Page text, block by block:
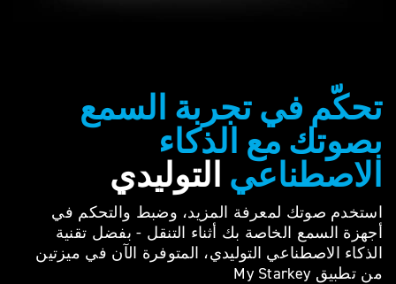
تحكّم في تجربة السمع
بصوتك مع الذكاء
الاصطناعي
التوليدي
استخدم صوتك لمعرفة المزيد، وضبط والتحكم في
أجهزة السمع الخاصة بك أثناء التنقل - بفضل تقنية
الذكاء الاصطناعي التوليدي، المتوفرة الآن في ميزتين
من تطبيق My Starkey